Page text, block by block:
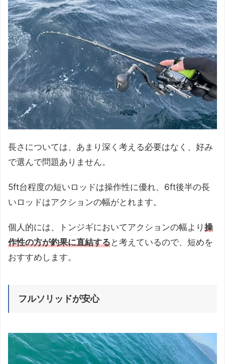
長さについては、あまり深く考える必要はなく、好み
で選んで問題ありません。
5ft台程度の短いロッドは操作性に優れ、6ft後半の長
いロッドはアクションの幅がとれます。
個人的には、トンジギにおいてアクションの幅より 操
作性の方が釣果に直結すると考えているので、短めを
おすすめします。
フルソリッドが安心